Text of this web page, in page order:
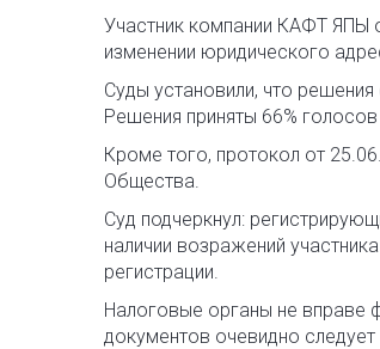
Участник компании КАФТ ЯПЫ
изменении юридического
Суды установили, что
Решения приняты 66%
Кроме того, протокол от
Общества.
Суд подчеркнул:
наличии возражений
регистрации.
Налоговые органы не вправе
документов очевидно